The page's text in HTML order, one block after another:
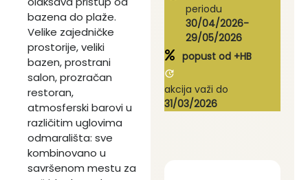
bazena do plaže.
Velike zajedničke
prostorije, veliki
bazen, prostrani
salon, prozračan
restoran,
atmosferski barovi u
različitim uglovima
odmarališta: sve
kombinovano u
savršenom mestu za
periodu
30/04/2026-
29/05/2026
popust od +HB
akcija važi do
31/03/2026